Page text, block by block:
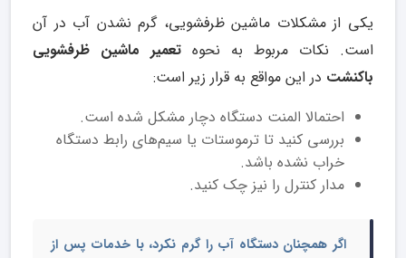
یکی از مشکلات ماشین ظرفشویی، گرم نشدن آب در آن
است. نکات مربوط به نحوه تعمیر ماشین ظرفشویی
باکنشت در این مواقع به قرار زیر است:
احتمالا المنت دستگاه دچار مشکل شده است.
بررسی کنید تا ترموستات یا سیم‌های رابط دستگاه
خراب نشده باشد.
مدار کنترل را نیز چک کنید.
اگر همچنان دستگاه آب را گرم نکرد، با خدمات پس از